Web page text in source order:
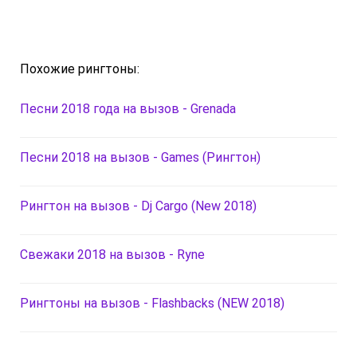
Похожие рингтоны:
Песни 2018 года на вызов - Grenada
Песни 2018 на вызов - Games (Рингтон)
Рингтон на вызов - Dj Cargo (New 2018)
Свежаки 2018 на вызов - Ryne
Рингтоны на вызов - Flashbacks (NEW 2018)